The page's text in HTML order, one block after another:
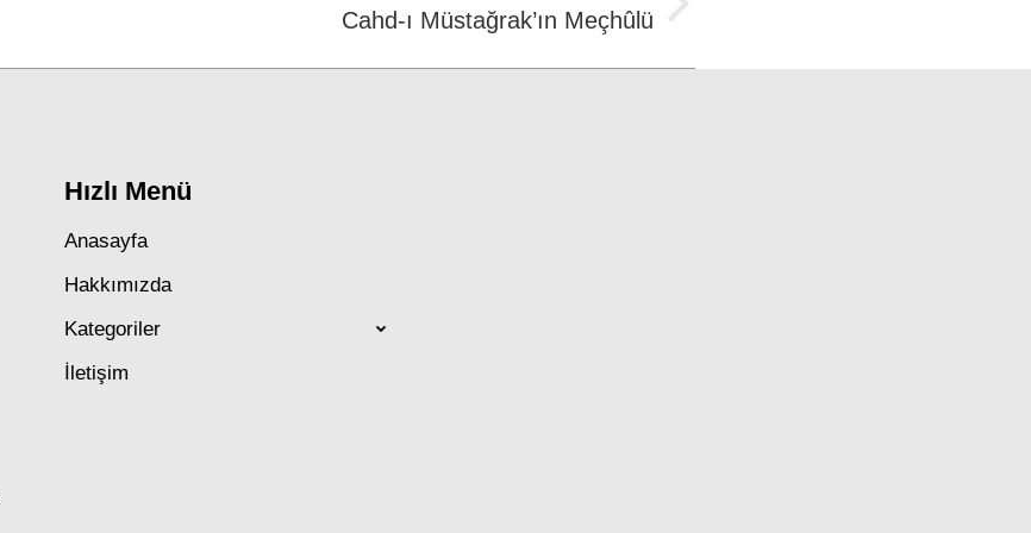
Cahd-ı Müstağrak’ın Meçhûlü
Hızlı Menü
Anasayfa
Hakkımızda
Kategoriler
İletişim